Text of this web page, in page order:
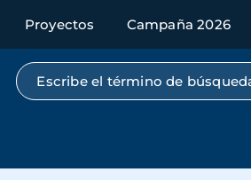
Proyectos Campaña 2026
Búsqueda por texto completo